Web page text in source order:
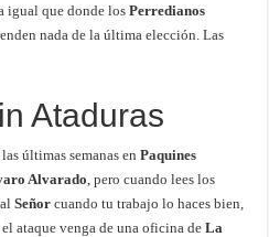
igual que donde losPerredianos
nada de la última elección. Las
Ataduras
últimas semanas enPaquines
Alvarado , pero cuando lees los
alSeñor cuando tu trabajo lo haces bien,
ataque venga de una oficina deLa